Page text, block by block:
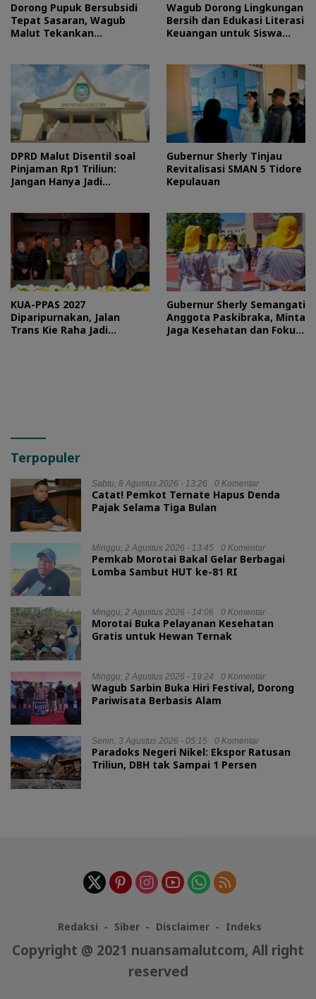
Dorong Pupuk Bersubsidi
Tepat Sasaran, Wagub
Malut Tekankan
Wagub Dorong Lingkungan
Bersih dan Edukasi Literasi
Keuangan untuk Siswa
DPRD Malut Disentil soal
Pinjaman Rp1 Triliun:
Jangan Hanya Jadi
Gubernur Sherly Tinjau
Revitalisasi SMAN 5 Tidore
Kepulauan
KUA-PPAS 2027
Diparipurnakan, Jalan
Trans Kie Raha Jadi
Gubernur Sherly Semangati
Anggota Paskibraka, Minta
Jaga Kesehatan dan Fokus
Terpopuler
Sabtu, 8 Agustus 2026 - 13:26 0 Komentar
Catat! Pemkot Ternate Hapus Denda
Pajak Selama Tiga Bulan
Minggu, 2 Agustus 2026 - 13:45 0 Komentar
Pemkab Morotai Bakal Gelar Berbagai
Lomba Sambut HUT ke-81 RI
Minggu, 2 Agustus 2026 - 14:06 0 Komentar
Morotai Buka Pelayanan Kesehatan
Gratis untuk Hewan Ternak
Minggu, 2 Agustus 2026 - 19:24 0 Komentar
Wagub Sarbin Buka Hiri Festival, Dorong
Pariwisata Berbasis Alam
Senin, 3 Agustus 2026 - 05:15 0 Komentar
Paradoks Negeri Nikel: Ekspor Ratusan
Triliun, DBH tak Sampai 1 Persen
Redaksi Siber Disclaimer Indeks
Copyright @ 2021 nuansamalutcom, All right
reserved